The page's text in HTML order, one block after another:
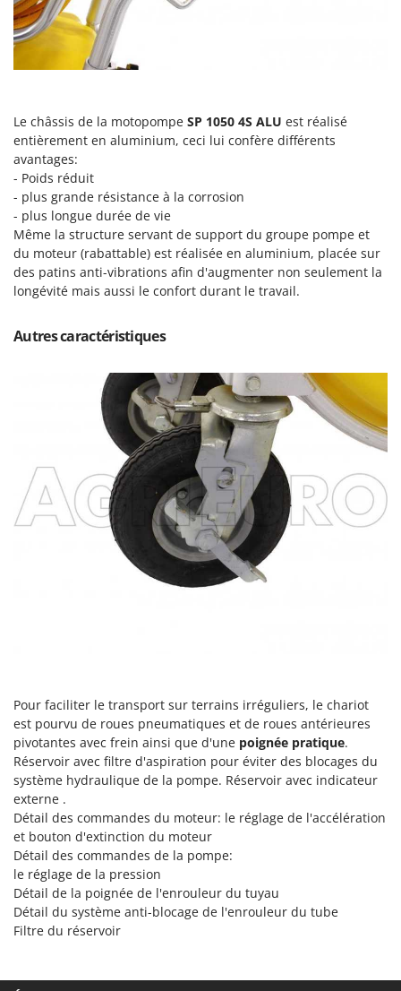
Vêtements de Sécurité
Vibroculteurs à tracteur
M.A.I.BO.
Macom
Macte Ovens
MAMMAMIA
Marcato
Marina Systems
Master
Mastercook
Masterpro
McCulloch
Michelin
Mockmill
More than chef
MOSA
MOVA
Mowox
Novital
NuAir
NuovaFac
O
Officine Savioli
Oliviero
Olix
OMA
Omas
Le châssis de la motopompe SP 1050 4S ALU est réalisé
entièrement en aluminium, ceci lui confère différents
avantages:
- Poids réduit
- plus grande résistance à la corrosion
- plus longue durée de vie
Même la structure servant de support du groupe pompe et
du moteur (rabattable) est réalisée en aluminium, placée sur
des patins anti-vibrations afin d'augmenter non seulement la
longévité mais aussi le confort durant le travail.
Autres caractéristiques
Pour faciliter le transport sur terrains irréguliers, le chariot
est pourvu de roues pneumatiques et de roues antérieures
pivotantes avec frein ainsi que d'une poignée pratique.
Réservoir avec filtre d'aspiration pour éviter des blocages du
système hydraulique de la pompe. Réservoir avec indicateur
externe .
Détail des commandes du moteur: le réglage de l'accélération
et bouton d'extinction du moteur
Détail des commandes de la pompe:
le réglage de la pression
Détail de la poignée de l'enrouleur du tuyau
Détail du système anti-blocage de l'enrouleur du tube
Filtre du réservoir